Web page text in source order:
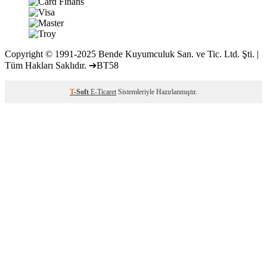
Copyright © 1991-2025 Bende Kuyumculuk San. ve Tic. Ltd. Şti. |
Tüm Hakları Saklıdır. ➔BT58
T-Soft E-Ticaret Sistemleriyle Hazırlanmıştır.